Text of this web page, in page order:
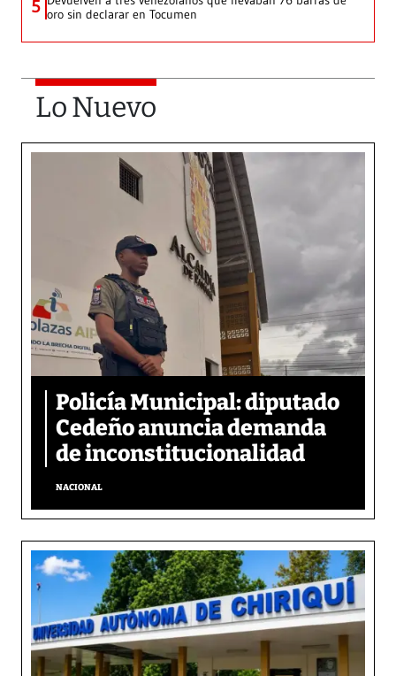
5 oro sin declarar en Tocumen
Lo Nuevo
Policía Municipal: diputado
Cedeño anuncia demanda
de inconstitucionalidad
NACIONAL